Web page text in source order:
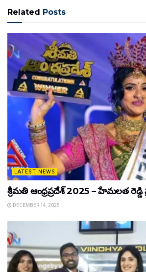
Related Posts
LATEST NEWS
శ్రీమతి ఆంధ్రప్రదేశ్ 2025 – హేమలత
DECEMBER 14, 2025